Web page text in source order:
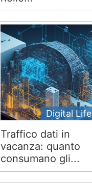
Digital Life
Traffico dati in
vacanza: quanto
consumano gli...